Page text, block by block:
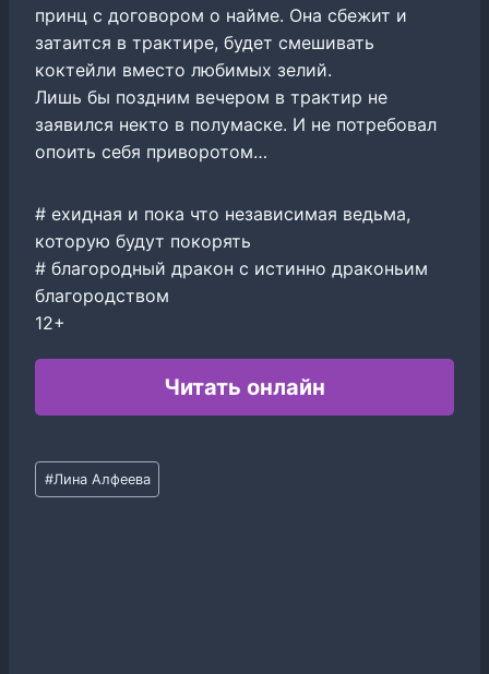
принц с договором о найме. Она сбежит и
затаится в трактире, будет смешивать
коктейли вместо любимых зелий.
Лишь бы поздним вечером в трактир не
заявился некто в полумаске. И не потребовал
опоить себя приворотом…
# ехидная и пока что независимая ведьма,
которую будут покорять
# благородный дракон с истинно драконьим
благородством
12+
Читать онлайн
Метки
записи:
#Лина Алфеева